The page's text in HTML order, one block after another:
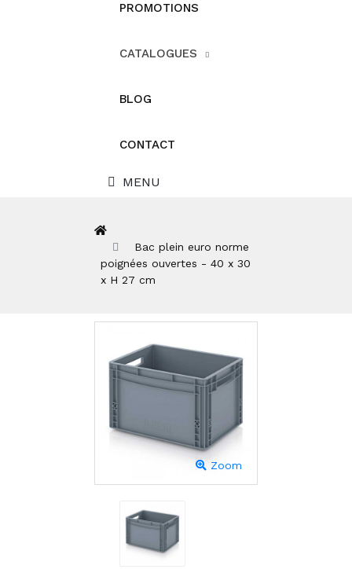
PROMOTIONS
CATALOGUES
BLOG
CONTACT
MENU
Bac plein euro norme
poignées ouvertes - 40 x 30
x H 27 cm
Zoom